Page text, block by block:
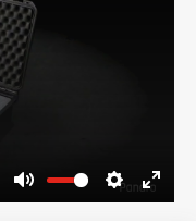
Mute Settings
Enter